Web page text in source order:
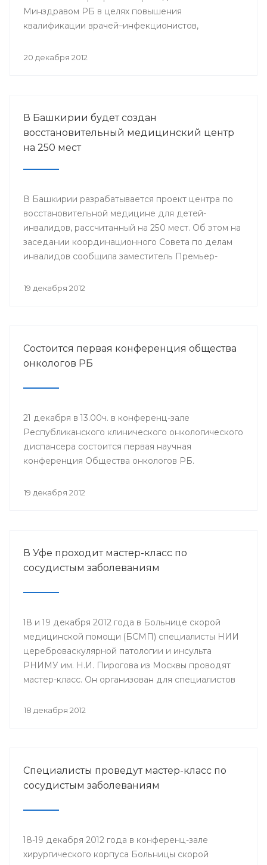
Минздравом РБ в целях повышения
квалификации врачей–инфекционистов,
врачей станций скорой медицинской помощи
20 декабря 2012
В Башкирии будет создан
восстановительный медицинский центр
на 250 мест
В Башкирии разрабатывается проект центра по
восстановительной медицине для детей-
инвалидов, рассчитанный на 250 мест. Об этом на
заседании координационного Совета по делам
инвалидов сообщила заместитель Премьер-
Башкортостан Лилия Гумерова.
19 декабря 2012
Состоится первая конференция общества
онкологов РБ
21 декабря в 13.00ч. в конференц-зале
Республиканского клинического онкологического
диспансера состоится первая научная
конференция Общества онкологов РБ.
19 декабря 2012
В Уфе проходит мастер-класс по
сосудистым заболеваниям
18 и 19 декабря 2012 года в Больнице скорой
медицинской помощи (БСМП) специалисты НИИ
цереброваскулярной патологии и инсульта
РНИМУ им. Н.И. Пирогова из Москвы проводят
мастер-класс. Он организован для специалистов
сосудистых центров и первичных сосудистых
медицинской помощи населению.
18 декабря 2012
Специалисты проведут мастер-класс по
сосудистым заболеваниям
18-19 декабря 2012 года в конференц-зале
хирургического корпуса Больницы скорой